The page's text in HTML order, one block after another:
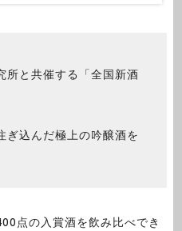
所と共催する「全国新酒
ぎ込んだ極上の吟醸酒を
点の入賞酒を飲み比べでき